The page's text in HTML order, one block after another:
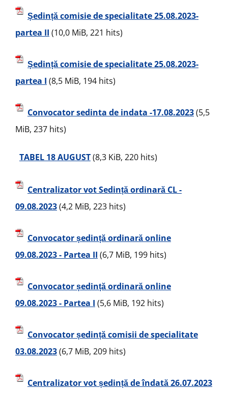
Ședință comisie de specialitate 25.08.2023-
partea II (10,0 MiB, 221 hits)
Ședință comisie de specialitate 25.08.2023-
partea I (8,5 MiB, 194 hits)
Convocator sedinta de indata -17.08.2023(5,5
MiB, 237 hits)
TABEL 18 AUGUST(8,3 KiB, 220 hits)
Centralizator vot Sedință ordinară CL -
09.08.2023(4,2 MiB, 223 hits)
Convocator ședință ordinară online
09.08.2023 - Partea II (6,7 MiB, 199 hits)
Convocator ședință ordinară online
09.08.2023 - Partea I (5,6 MiB, 192 hits)
Convocator ședință comisii de specialitate
03.08.2023(6,7 MiB, 209 hits)
Centralizator vot ședință de îndată 26.07.2023